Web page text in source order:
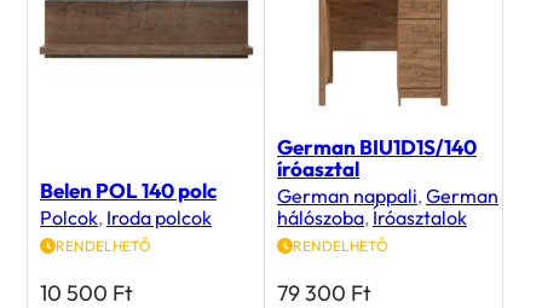
Belen POL 140 polc
Polcok, Iroda polcok
RENDELHETŐ
10 500 Ft
German BIU1D1S/140
íróasztal
German nappali, German
hálószoba, Íróasztalok
RENDELHETŐ
79 300 Ft